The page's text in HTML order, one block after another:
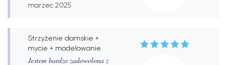
marzec 2025
Strzyżenie damskie +
mycie + modelowanie
Jestem bardzo zadowolona z